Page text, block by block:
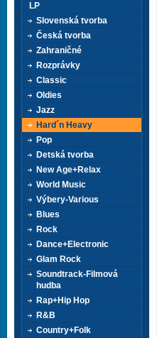
LP
Slovenská tvorba
Česká tvorba
Zahraničné
Rozprávky
Classic
Oldies
Jazz
Hard´n Heavy
Pop
Detská tvorba
New Age+Relax
World Music
Výbery-Various
Blues
Rock
Dance+Electronic
Glam Rock
Soundtrack-Filmová
hudba
Rap+Hip Hop
R&B
Country+Folk